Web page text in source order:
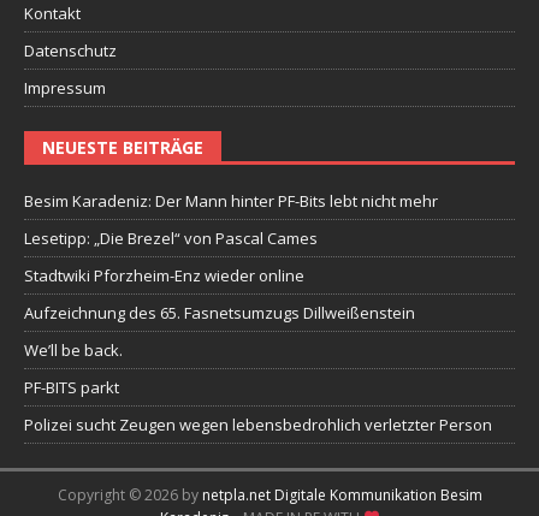
Kontakt
Datenschutz
Impressum
NEUESTE BEITRÄGE
Besim Karadeniz: Der Mann hinter PF-Bits lebt nicht mehr
Lesetipp: „Die Brezel“ von Pascal Cames
Stadtwiki Pforzheim-Enz wieder online
Aufzeichnung des 65. Fasnetsumzugs Dillweißenstein
We’ll be back.
PF-BITS parkt
Polizei sucht Zeugen wegen lebensbedrohlich verletzter Person
Copyright © 2026 by netpla.net Digitale Kommunikation Besim